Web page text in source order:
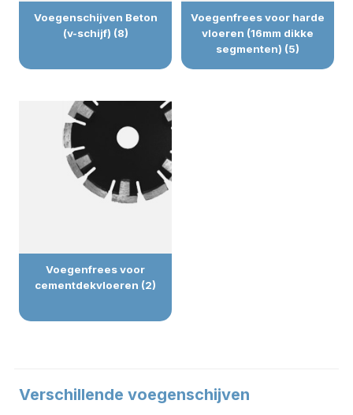
Voegenschijven Beton
(v-schijf) (8)
Voegenfrees voor harde
vloeren (16mm dikke
segmenten) (5)
Voegenfrees voor
cementdekvloeren (2)
Verschillende voegenschijven